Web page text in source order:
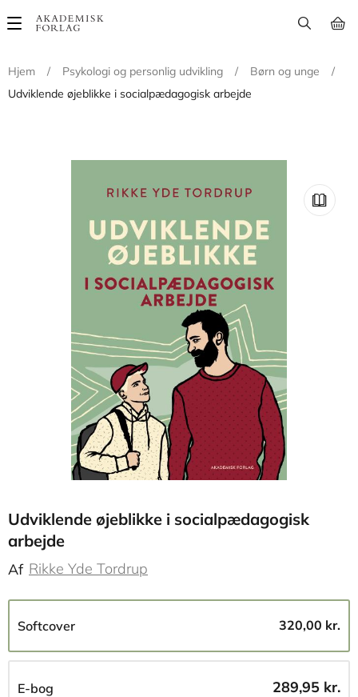
Main
Hjem
/ Psykologi og personlig udvikling / Børn og unge
/
Udviklende øjeblikke i socialpædagogisk arbejde
Udviklende øjeblikke i socialpædagogisk
arbejde
Af Rikke Yde Tordrup
Softcover 320,00 kr.
E-bog 289,95 kr.